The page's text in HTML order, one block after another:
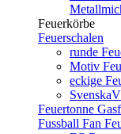
Feuerkörbe
Feuerschalen
runde
Motiv
eckige
Feuertonne
Fussball Fan